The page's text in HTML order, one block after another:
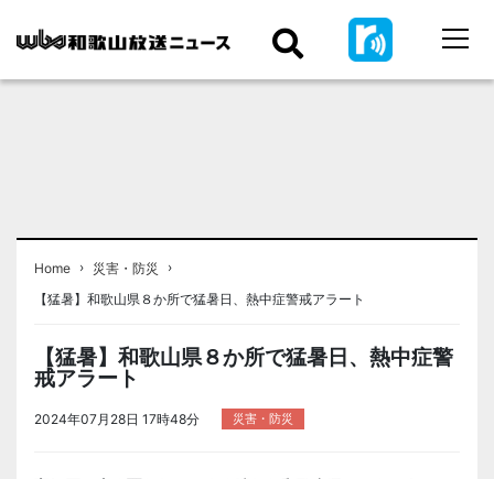
Home › 災害・防災
›
【猛暑】和歌山県８か所で猛暑日、熱中症警戒アラート
【猛暑】和歌山県８か所で猛暑日、熱中症警
戒アラート
2024年07月28日 17時48分 災害・防災